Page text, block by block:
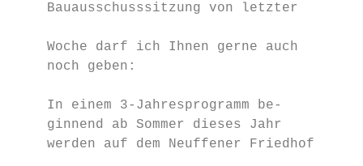
Bauausschusssitzung von letzter
Woche darf ich Ihnen gerne auch
noch geben:
In einem 3-Jahresprogramm be-
ginnend ab Sommer dieses Jahr
werden auf dem Neuffener Friedhof